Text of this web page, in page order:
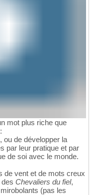
mot plus riche que
ou de développer la
par leur pratique et par
de soi avec le monde.
de vent et de mots creux
Chevaliers du fiel,
(pas les